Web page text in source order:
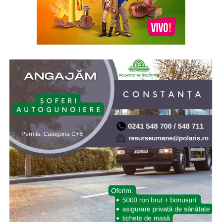
* Acum 21 de ani (2005), prin Hotărârea de Guvern nr.
902/2005, s-a aprobat înfiinţarea Institutului Naţional
pentru Studierea Holocaustului din România „Elie
Wiesel”. Elie (Eliezer) Wiesel (1928-2016) a fost evreu-
Holocaustului, scriitor, profesor, filozof, ziarist, eseist și
un activist în drepturile omului. Inaugurarea a avut loc
la 10.X.2005, cu ocazia celei de-a doua comemorări a
„Zilei Holocaustului din România”
* Cu 19 ani în urmă (2007) NASA a lansat sonda Phoenix
Mars Lander, care ulterior a găsit dovezi ale existenței
apei pe planeta Marte. Phoenix Mars Lander, pe scurt
Phoenix, este o navă-robot dedicată continuării misiunii
explorării spațiului, având ca țintă continuarea
explorării planetei Marte a sistemului nostru solar.
Misiunea Phoenix a fost lansată cu succes pe 4 august
2007 și a amartizat în ziua de 25 mai 2008. Programul ar
fi trebuit să dureze 90 de zile marțiene (aproximativ 92